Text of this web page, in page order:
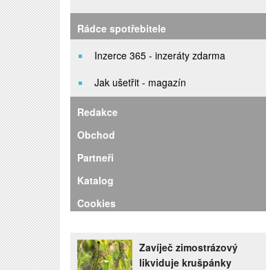
Rádce spotřebitele
Inzerce 365 - inzeráty zdarma
Jak ušetřit - magazín
Redakce
Obchod
Partneři
Katalog
Cookies
Zavíječ zimostrázový
likviduje krušpánky